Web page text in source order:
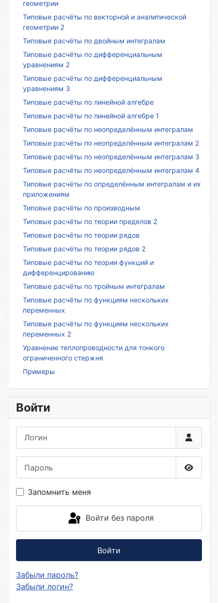
геометрии
Типовые расчёты по векторной и аналитической
геометрии 2
Типовые расчёты по двойным интегралам
Типовые расчёты по дифференциальным
уравнениям 2
Типовые расчёты по дифференциальным
уравнениям 3
Типовые расчёты по линейной алгебре
Типовые расчёты по линейной алгебре 1
Типовые расчёты по неопределённым интегралам
Типовые расчёты по неопределённым интегралам 2
Типовые расчёты по неопределённым интегралам 3
Типовые расчёты по неопределённым интегралам 4
Типовые расчёты по определённым интегралам и их
приложениям
Типовые расчёты по производным
Типовые расчёты по теории пределов 2
Типовые расчёты по теории рядов
Типовые расчёты по теории рядов 2
Типовые расчёты по теории функций и
дифференцированию
Типовые расчёты по тройным интегралам
Типовые расчёты по функциям нескольких
переменных
Типовые расчёты по функциям нескольких
переменных 2
Уравнение теплопроводности для тонкого
ограниченного стержня
Примеры
Войти
Запомнить меня
Войти без пароля
Войти
Забыли пароль?
Забыли логин?